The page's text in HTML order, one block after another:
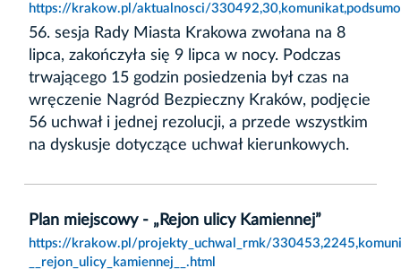
https://krakow.pl/aktualnosci/
56. sesja Rady Miasta Krakowa zwołana na 8
lipca, zakończyła się 9 lipca w nocy. Podczas
trwającego 15 godzin posiedzenia był czas na
wręczenie Nagród Bezpieczny Kraków, podjęcie
56 uchwał i jednej rezolucji, a przede wszystkim
na dyskusje dotyczące uchwał kierunkowych.
Plan miejscowy - „Rejon ulicy Kamiennej”
https://krakow.pl/projekty_uchwal_rmk/
__rejon_ulicy_kamiennej__.html